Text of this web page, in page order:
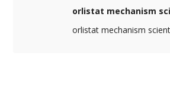
orlistat mechanism
orlistat mechanism